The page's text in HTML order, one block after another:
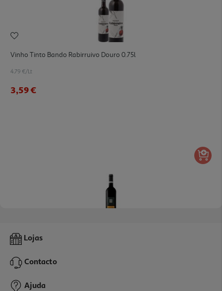
Vinho Tinto Bando Rabirruivo Douro 0.75l
4.79 €/Lt
3,59 €
Vinho Tinto Vallado Sousão Douro 0.75 L
30,19 €
Lojas
Contacto
Ajuda